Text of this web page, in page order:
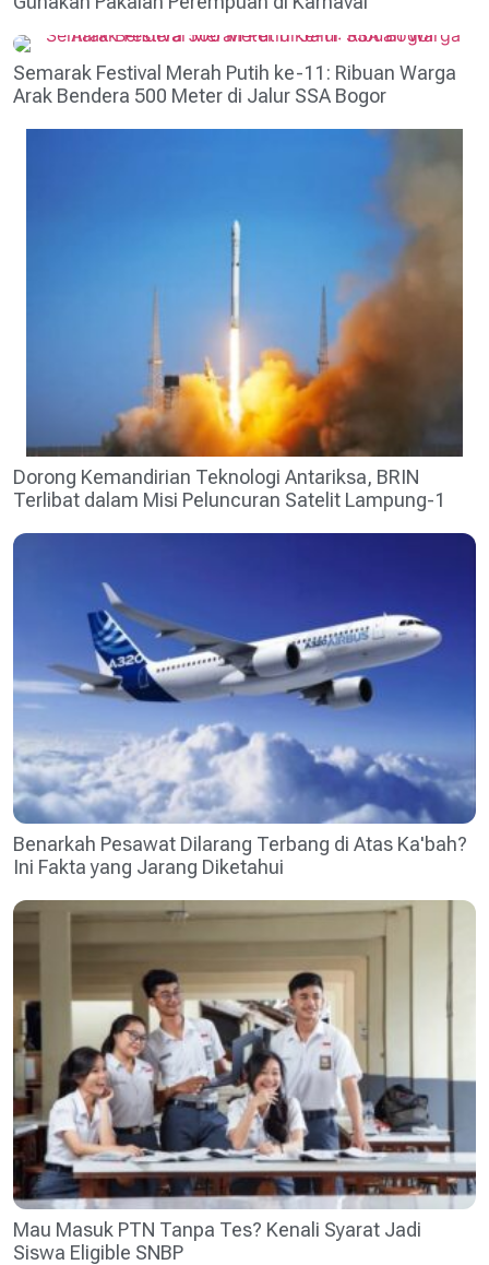
Semarak Festival Merah Putih ke-11: Ribuan Warga
Arak Bendera 500 Meter di Jalur SSA Bogor
Dorong Kemandirian Teknologi Antariksa, BRIN
Terlibat dalam Misi Peluncuran Satelit Lampung-1
Benarkah Pesawat Dilarang Terbang di Atas Ka'bah?
Ini Fakta yang Jarang Diketahui
Mau Masuk PTN Tanpa Tes? Kenali Syarat Jadi
Siswa Eligible SNBP